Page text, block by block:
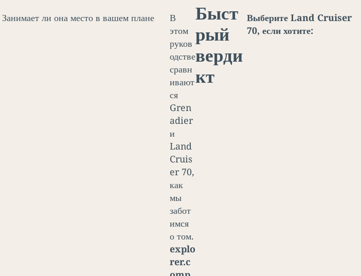
Занимает ли она место в вашем плане
В
этом
руков
одстве
сравн
ивают
ся
Gren
adier
и
Land
Cruis
er 70,
как
мы
забот
имся
о том.
explo
rer.c
Быст
рый
верди
кт
Выберите Land Cruiser
70, если хотите: